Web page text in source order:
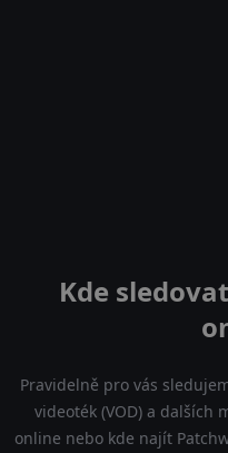
Kde
Pravidelně pro vás
videoték (VOD) a dalších
online nebo kde najít